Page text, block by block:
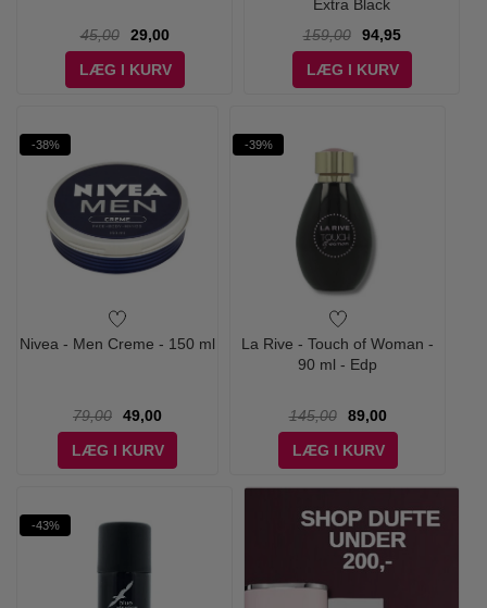
45,00
29,00
LÆG I KURV
Extra Black
159,00
94,95
LÆG I KURV
-38%
Nivea - Men Creme - 150 ml
79,00
49,00
LÆG I KURV
-39%
La Rive - Touch of Woman -
90 ml - Edp
145,00
89,00
LÆG I KURV
-43%